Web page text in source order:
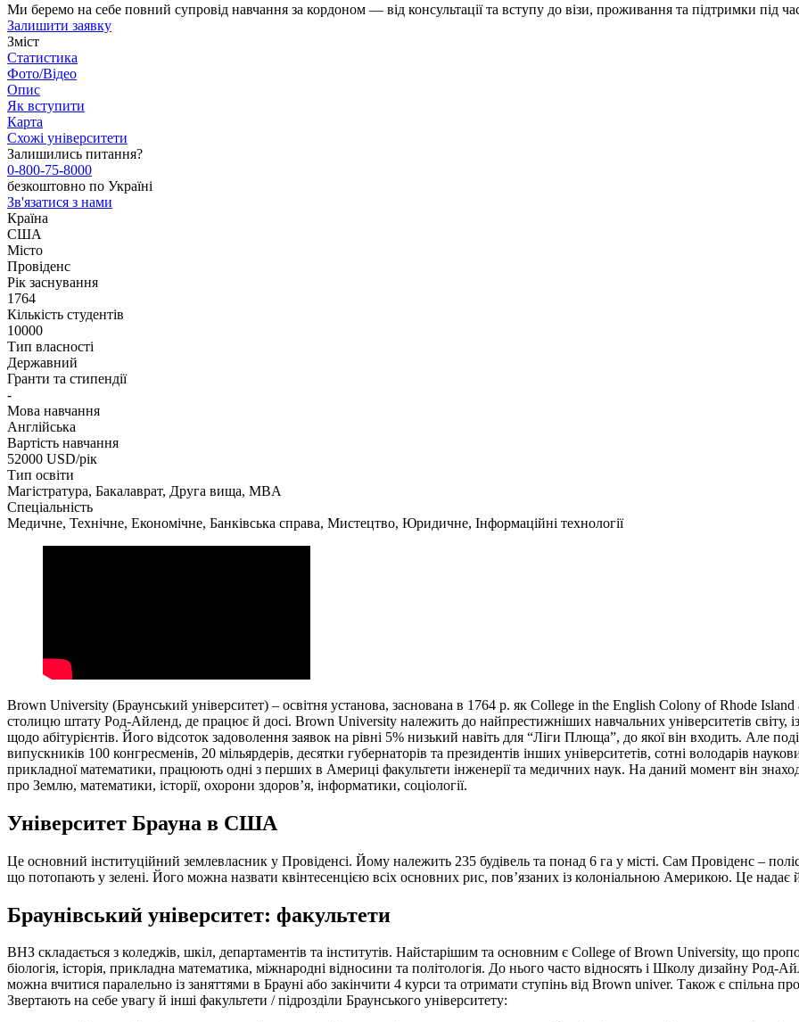
Ми беремо на себе повний супровід навчання за кордоном — від консультації та вступу до візи, проживання та підтримки під
Залишити заявку
Зміст
Статистика
Фото/Відео
Опис
Як вступити
Карта
Схожі університети
Залишились питання?
0-800-75-8000
безкоштовно по Україні
Зв'язатися з нами
Країна
США
Місто
Провіденс
Рік заснування
1764
Кількість студентів
10000
Тип власності
Державний
Гранти та стипендії
-
Мова навчання
Англійська
Вартість навчання
52000 USD/рік
Тип освіти
Магістратура, Бакалаврат, Друга вища, MBA
Спеціальність
Медичне, Технічне, Економічне, Банківська справа, Мистецтво, Юридичне, Інформаційні технології
Brown University (Браунський університет) – освітня установа, заснована в 1764 р. як College in the English Colony of Rhode
столицю штату Род-Айленд, де працює й досі. Brown University належить до найпрестижніших навчальних університетів світу,
щодо абітурієнтів. Його відсоток задоволення заявок на рівні 5% низький навіть для “Ліги Плюща”, до якої він входить. Але
випускників 100 конгресменів, 20 мільярдерів, десятки губернаторів та президентів інших університетів, сотні володарів
прикладної математики, працюють одні з перших в Америці факультети інженерії та медичних наук. На даний момент він
про Землю, математики, історії, охорони здоров’я, інформатики, соціології.
Університет Брауна в США
Це основний інституційний землевласник у Провіденсі. Йому належить 235 будівель та понад 6 га у місті. Сам Провіденс –
що потопають у зелені. Його можна назвати квінтесенцією всіх основних рис, пов’язаних із колоніальною Америкою. Це надає
Браунівський університет: факультети
ВНЗ складається з коледжів, шкіл, департаментів та інститутів. Найстарішим та основним є College of Brown University, що
біологія, історія, прикладна математика, міжнародні відносини та політологія. До нього часто відносять і Школу дизайну
можна вчитися паралельно із заняттями в Брауні або закінчити 4 курси та отримати ступінь від Brown univer. Також є спільна
Звертають на себе увагу й інші факультети / підрозділи Браунського університету: